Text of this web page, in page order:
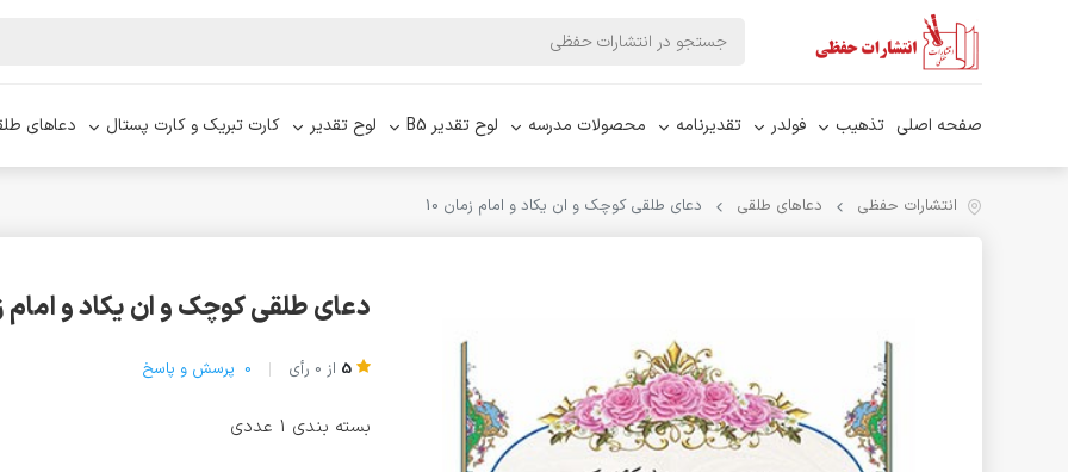
صفحه اصلی تذهیب فولدر تقدیرنامه محصولات مدرسه لوح تقدیر B5 لوح تقدیر کارت تبریک و کارت پستال دعاهای
انتشارات حفظی دعاهای طلقی دعای طلقی کوچک و ان یکاد و امام زمان 10
دعای طلقی کوچک و ان یکاد و امام
5 از 0 رأی 0 پرسش و پاسخ
بسته بندی 1 عددی